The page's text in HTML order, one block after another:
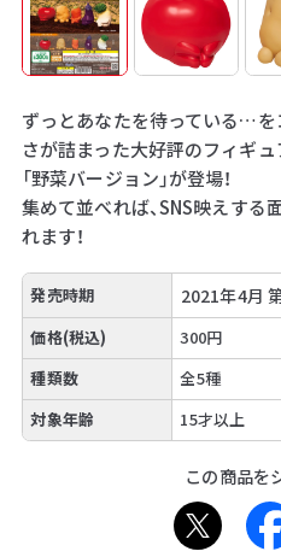
ずっとあなたを待っている…を
さが詰まった大好評のフィギュ
「野菜バージョン」が登場！
集めて並べれば、SNS映えす
れます！
発売時期 2021年4月
価格(税込)
300円
種類数
全5種
対象年齢
15才以上
この商品を